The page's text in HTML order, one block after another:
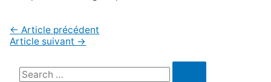
Navigation
de
← Article précédent
Article suivant →
R